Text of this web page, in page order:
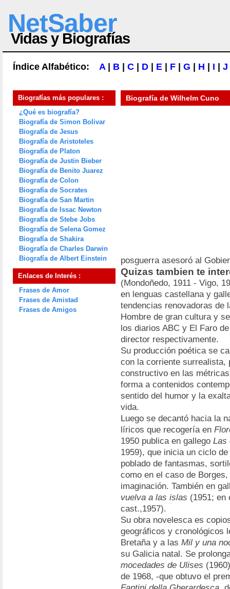
NetSaber
Vidas y Biografías
Índice Alfabético: A| B C D E F G H I J
Biografías más populares :
¿Qué es biografía?
Biografía de Simon Bolivar
Biografía de Jesus
Biografía de Aristoteles
Biografía de Platon
Biografía de Justin Bieber
Biografía de Benito Juarez
Biografía de Colon
Biografía de Socrates
Biografía de San Martin
Biografía de Issac Newton
Biografía de Stebe Jobs
Biografía de Selena Gomez
Biografía de Shakira
Biografía de Charles Darwin
Biografía de Albert Einstein
Enlaces de Interés :
Frases de Amor
Frases de Amistad
Frases de Amigos
Biografía de Wilhelm Cuno
posguerra asesoró al
Quizas tambien te
(Mondoñedo, 1911 - Vigo,
en lenguas castellana y
tendencias renovadoras de
Hombre de gran cultura y
los diarios ABC y El Faro
director respectivamente.
Su producción poética se
con la corriente surrealista,
constructivo en las
forma a contenidos
sentido del humor y la
vida.
Luego se decantó hacia la
líricos que recogería en
1950 publica en gallego Las
1959), que inicia un ciclo
poblado de fantasmas,
como en el caso de
imaginación. También en
vuelva a las islas (1951;
cast.,1957).
Su obra novelesca es
geográficos y cronológicos
Bretaña y a las Mil y una
su Galicia natal. Se
mocedades de Ulises
de 1968, -que obtuvo el